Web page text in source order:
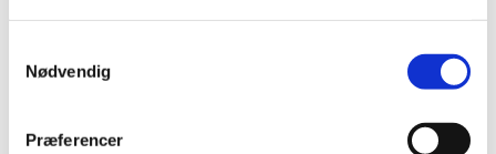
Nødvendig
Præferencer
Andre har også kigget